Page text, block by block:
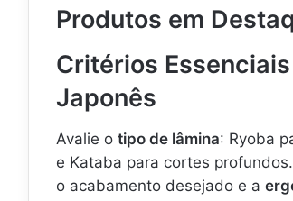
Produtos em
Critérios
Japonês
Avalie o tipo de lâmina: Ryoba
e Kataba para cortes
o acabamento desejado e a